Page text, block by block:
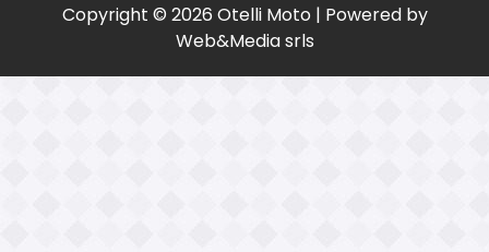
Copyright © 2026 Otelli Moto | Powered by
Web&Media srls